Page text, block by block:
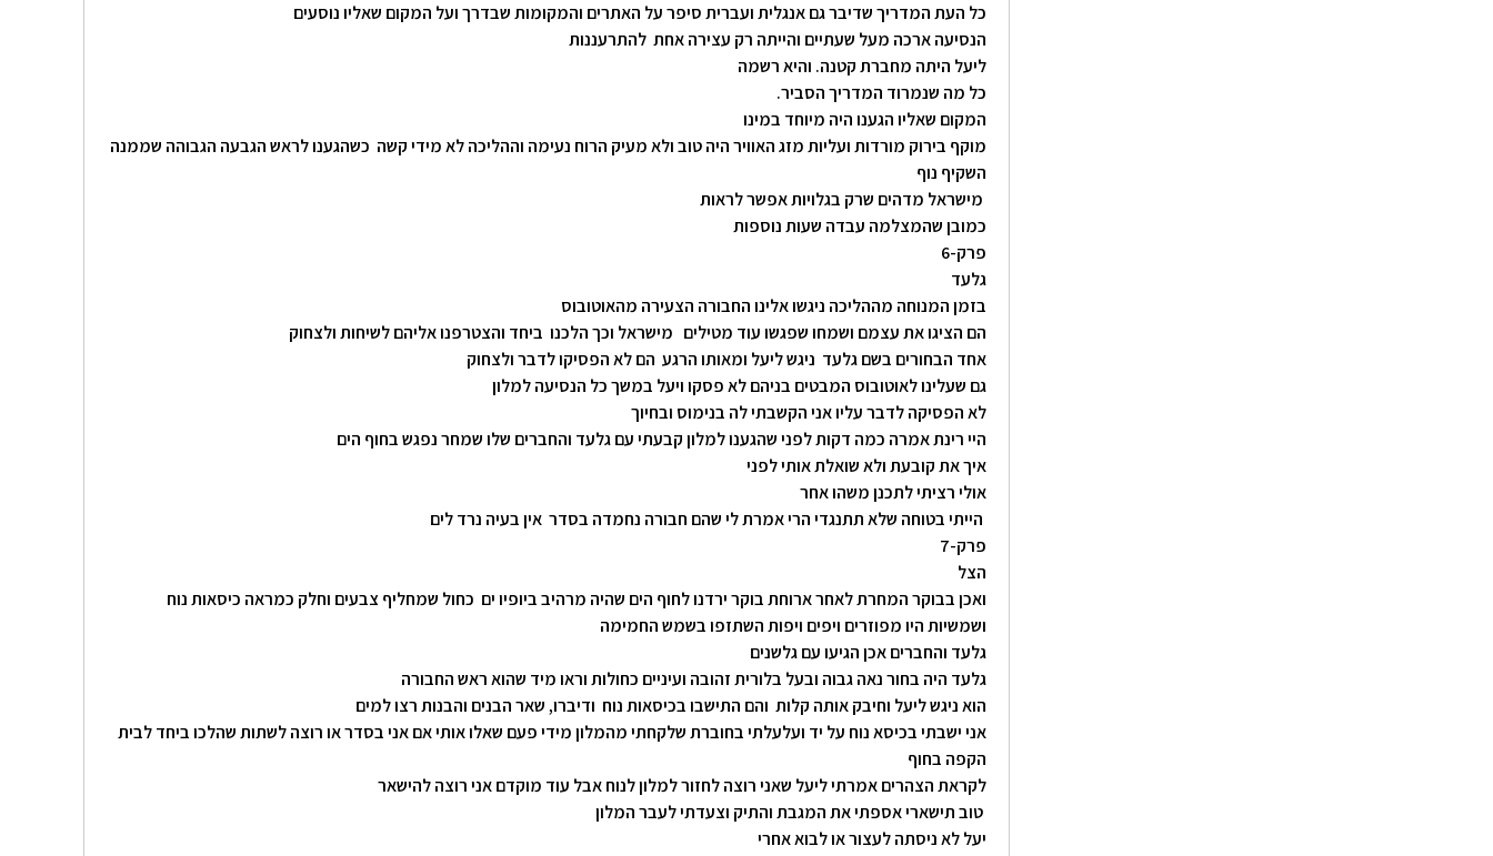
כל העת המדריך שדיבר גם אנגלית ועברית סיפר על האתרים והמקומות שבדרך ועל המקום שאליו נוסעים
הנסיעה ארכה מעל שעתיים והייתה רק עצירה אחת להתרעננות
ליעל היתה מחברת קטנה. והיא רשמה
כל מה שנמרוד המדריך הסביר.
המקום שאליו הגענו היה מיוחד במינו
מוקף בירוק מורדות ועליות מזג האוויר היה טוב ולא מעיק הרוח נעימה וההליכה לא מידי קשה כשהגענו לראש הגבעה הגבוהה שממנה
השקיף נוף
מישראל מדהים שרק בגלויות אפשר לראות
כמובן שהמצלמה עבדה שעות נוספות
פרק-6
גלעד
בזמן המנוחה מההליכה ניגשו אלינו החבורה הצעירה מהאוטובוס
הם הציגו את עצמם ושמחו שפגשו עוד מטילים מישראל וכך הלכנו ביחד והצטרפנו אליהם לשיחות ולצחוק
אחד הבחורים בשם גלעד ניגש ליעל ומאותו הרגע הם לא הפסיקו לדבר ולצחוק
גם שעלינו לאוטובוס המבטים בניהם לא פסקו ויעל במשך כל הנסיעה למלון
לא הפסיקה לדבר עליו אני הקשבתי לה בנימוס ובחיוך
היי רינת אמרה כמה דקות לפני שהגענו למלון קבעתי עם גלעד והחברים שלו שמחר נפגש בחוף הים
איך את קובעת ולא שואלת אותי לפני
אולי רציתי לתכנן משהו אחר
הייתי בטוחה שלא תתנגדי הרי אמרת לי שהם חבורה נחמדה בסדר אין בעיה נרד לים
פרק-7
הצל
ואכן בבוקר המחרת לאחר ארוחת בוקר ירדנו לחוף הים שהיה מרהיב ביופיו ים כחול שמחליף צבעים וחלק כמראה כיסאות נוח
ושמשיות היו מפוזרים ויפים ויפות השתזפו בשמש החמימה
גלעד והחברים אכן הגיעו עם גלשנים
גלעד היה בחור נאה גבוה ובעל בלורית זהובה ועיניים כחולות וראו מיד שהוא ראש החבורה
הוא ניגש ליעל וחיבק אותה קלות והם התישבו בכיסאות נוח ודיברו, שאר הבנים והבנות רצו למים
אני ישבתי בכיסא נוח על יד ועלעלתי בחוברת שלקחתי מהמלון מידי פעם שאלו אותי אם אני בסדר או רוצה לשתות שהלכו ביחד לבית
הקפה בחוף
לקראת הצהרים אמרתי ליעל שאני רוצה לחזור למלון לנוח אבל עוד מוקדם אני רוצה להישאר
טוב תישארי אספתי את המגבת והתיק וצעדתי לעבר המלון
יעל לא ניסתה לעצור או לבוא אחרי